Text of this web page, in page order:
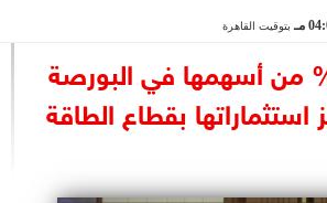
السياسة
دين وفتاوى
مـ بتوقيت القاهرة
تطرح 11% من أسهمها في البورصة
استثماراتها بقطاع الطاقة